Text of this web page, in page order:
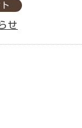
せ